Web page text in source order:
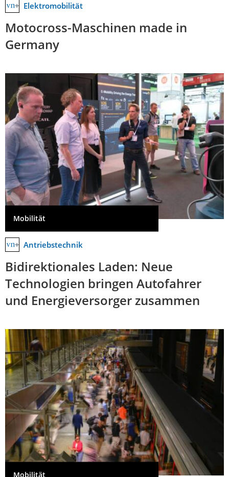
Elektromobilität
Motocross-Maschinen made in
Germany
Mobilität
Antriebstechnik
Bidirektionales Laden: Neue
Technologien bringen Autofahrer
und Energieversorger zusammen
Mobilität